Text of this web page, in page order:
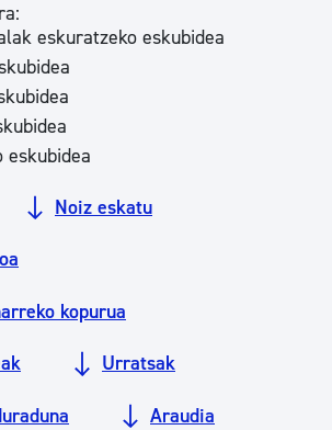
eskuratzeko eskubidea
eskubidea
Noiz eskatu
kopurua
Urratsak
Araudia